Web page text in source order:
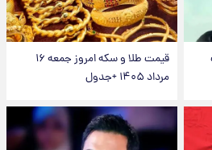
قیمت طلا و سکه امروز جمعه ۱۶
مرداد ۱۴۰۵ +جدول